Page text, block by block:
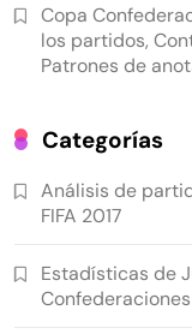
Copa
los partidos,
Patrones de
Categorías
Análisis de
FIFA 2017
Estadísticas de
Confederaciones